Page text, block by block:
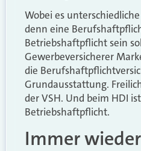
Wobei es
denn eine
Betriebshaftpflicht sein
Gewerbeversicherer
die
Grundausstattung.
der VSH. Und beim HDI
Betriebshaftpflicht.
Immer wieder